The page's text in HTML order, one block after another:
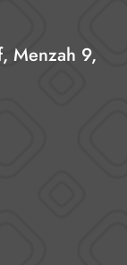
Menzah 9,